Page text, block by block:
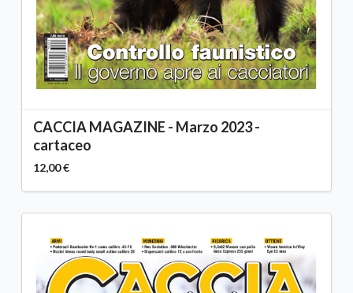
CACCIA MAGAZINE - Marzo 2023 -
cartaceo
12,00 €